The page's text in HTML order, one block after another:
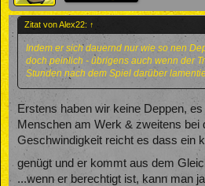
Zitat von Alex22: ↑
Indem er sich dauernd nur wie so nen
doch peinlich - übrigens auch wenn der
Stunden nach dem Spiel darüber
Erstens haben wir keine Deppen,
Menschen am Werk & zweitens bei
Geschwindigkeit reicht es dass ein
genügt und er kommt aus dem
...wenn er berechtigt ist, kann man